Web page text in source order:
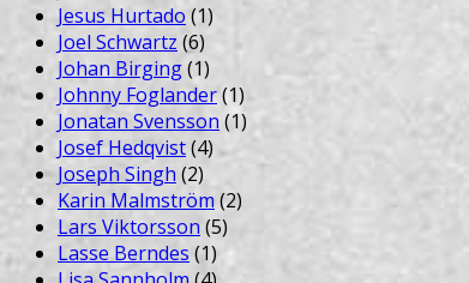
Jesus Hurtado (1)
Joel Schwartz (6)
Johan Birging(1)
Johnny Foglander(1)
Jonatan Svensson (1)
Josef Hedqvist(4)
Joseph Singh (2)
Karin Malmström(2)
Lars Viktorsson (5)
Lasse Berndes (1)